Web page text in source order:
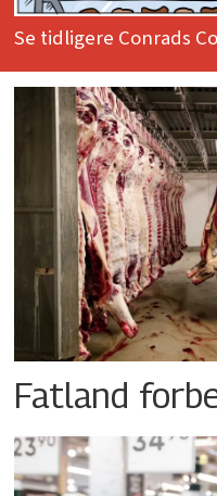
Se tidligere Conrads
Fatland